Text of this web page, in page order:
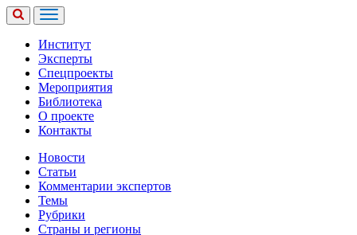
Институт
Эксперты
Спецпроекты
Мероприятия
Библиотека
О проекте
Контакты
Новости
Статьи
Комментарии экспертов
Темы
Рубрики
Страны и регионы